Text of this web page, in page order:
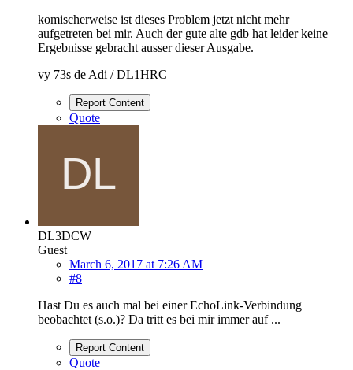
komischerweise ist dieses Problem jetzt nicht mehr
aufgetreten bei mir. Auch der gute alte gdb hat leider keine
Ergebnisse gebracht ausser dieser Ausgabe.
vy 73s de Adi / DL1HRC
Report Content
Quote
DL3DCW
Guest
March 6, 2017 at 7:26 AM
#8
Hast Du es auch mal bei einer EchoLink-Verbindung
beobachtet (s.o.)? Da tritt es bei mir immer auf ...
Report Content
Quote